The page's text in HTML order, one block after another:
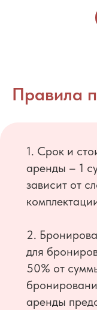
Правила
1. Срок и
аренды – 1
зависит от
2.
для
50% от
аренды